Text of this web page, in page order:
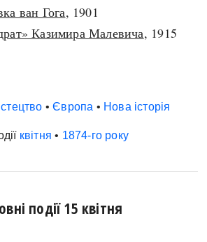
ван Гога, 1901
Казимира Малевича, 1915
•Європа • Нова історія
квітня • 1874-го року
події 15 квітня